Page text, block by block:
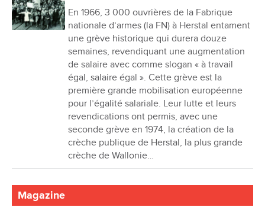
En 1966, 3 000 ouvrières de la Fabrique
nationale d’armes (la FN) à Herstal entament
une grève historique qui durera douze
semaines, revendiquant une augmentation
de salaire avec comme slogan « à travail
égal, salaire égal ». Cette grève est la
première grande mobilisation européenne
pour l’égalité salariale. Leur lutte et leurs
revendications ont permis, avec une
seconde grève en 1974, la création de la
crèche publique de Herstal, la plus grande
crèche de Wallonie…
Magazine